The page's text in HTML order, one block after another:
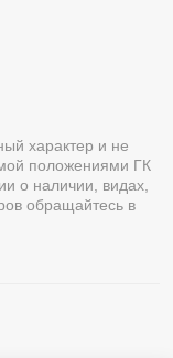
характер и не
положениями ГК
о наличии, видах,
обращайтесь в